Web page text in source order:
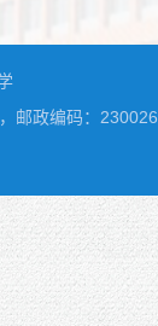
邮政编码：230026